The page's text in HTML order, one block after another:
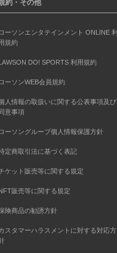
約・その他
ローソンエンタテインメント ONLINE 利
規約
DO! SPORTS 利用規約
ローソンWEB会員規約
人情報の取扱いに関する公表事項及び
意事項
ローソングループ個人情報保護方針
定商取引法に基づく表記
ケット販売等に関する規定
販売等に関する規定
険商品の勧誘方針
スタマーハラスメントに対する対応方